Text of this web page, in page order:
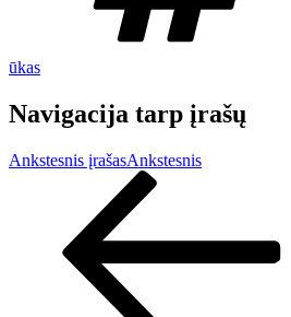
ūkas
Navigacija tarp įrašų
Ankstesnis įrašasAnkstesnis